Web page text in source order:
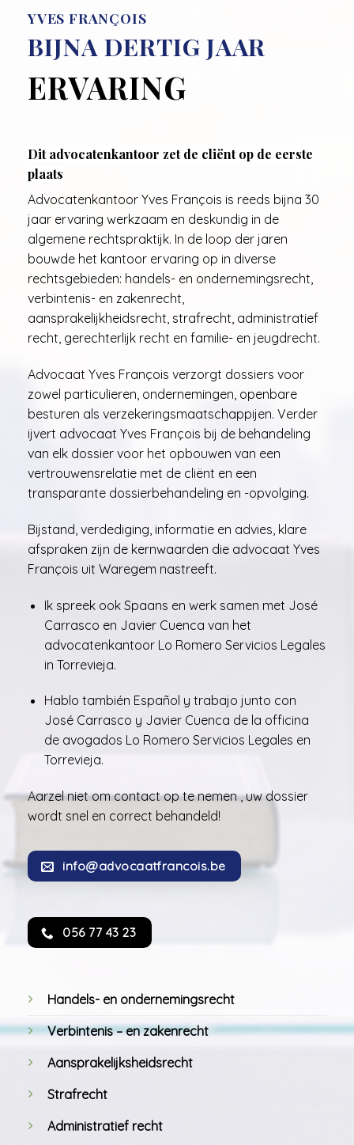
YVES FRANÇOIS
BIJNA DERTIG JAAR
ERVARING
Dit advocatenkantoor zet de cliënt op de eerste
plaats
Advocatenkantoor Yves François is reeds bijna 30
jaar ervaring werkzaam en deskundig in de
algemene rechtspraktijk. In de loop der jaren
bouwde het kantoor ervaring op in diverse
rechtsgebieden: handels- en ondernemingsrecht,
verbintenis- en zakenrecht,
aansprakelijkheidsrecht, strafrecht, administratief
recht, gerechterlijk recht en familie- en jeugdrecht.
Advocaat Yves François verzorgt dossiers voor
zowel particulieren, ondernemingen, openbare
besturen als verzekeringsmaatschappijen. Verder
ijvert advocaat Yves François bij de behandeling
van elk dossier voor het opbouwen van een
vertrouwensrelatie met de cliënt en een
transparante dossierbehandeling en -opvolging.
Bijstand, verdediging, informatie en advies, klare
afspraken zijn de kernwaarden die advocaat Yves
François uit Waregem nastreeft.
Ik spreek ook Spaans en werk samen met José
Carrasco en Javier Cuenca van het
advocatenkantoor Lo Romero Servicios Legales
in Torrevieja.
Hablo también Español y trabajo junto con
José Carrasco y Javier Cuenca de la officina
de avogados Lo Romero Servicios Legales en
Torrevieja.
Aarzel niet om contact op te nemen , uw dossier
wordt snel en correct behandeld!
info@advocaatfrancois.be
056 77 43 23
Handels- en ondernemingsrecht
Verbintenis – en zakenrecht
Aansprakelijksheidsrecht
Strafrecht
Administratief recht